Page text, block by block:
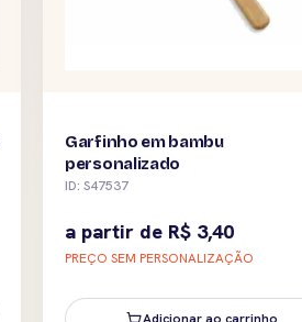
Garfinho em bambu
personalizado
ID: S47537
a partir de R$ 3,40
PREÇO SEM PERSONALIZAÇÃO
Adicionar ao carrinho